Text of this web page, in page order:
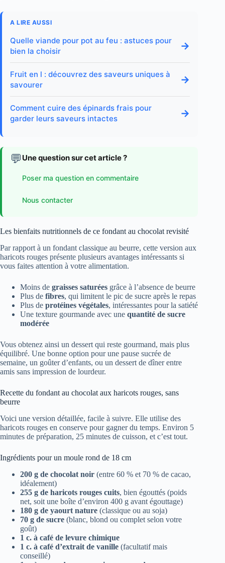
A LIRE AUSSI
Quelle viande pour pot au feu : astuces pour
bien la choisir
→
Fruit en l : découvrez des saveurs uniques à
savourer
→
Comment cuire des épinards frais pour
garder leurs saveurs intactes
→
💬 Une question sur cet article ?
Poser ma question en commentaire
Nous contacter
Les bienfaits nutritionnels de ce fondant au chocolat revisité
Par rapport à un fondant classique au beurre, cette version aux
haricots rouges présente plusieurs avantages intéressants si
vous faites attention à votre alimentation.
Moins de graisses saturées grâce à l’absence de beurre
Plus de fibres, qui limitent le pic de sucre après le repas
Plus de protéines végétales, intéressantes pour la satiété
Une texture gourmande avec une quantité de sucre
modérée
Vous obtenez ainsi un dessert qui reste gourmand, mais plus
équilibré. Une bonne option pour une pause sucrée de
semaine, un goûter d’enfants, ou un dessert de dîner entre
amis sans impression de lourdeur.
Recette du fondant au chocolat aux haricots rouges, sans
beurre
Voici une version détaillée, facile à suivre. Elle utilise des
haricots rouges en conserve pour gagner du temps. Environ 5
minutes de préparation, 25 minutes de cuisson, et c’est tout.
Ingrédients pour un moule rond de 18 cm
200 g de chocolat noir (entre 60 % et 70 % de cacao,
idéalement)
255 g de haricots rouges cuits, bien égouttés (poids
net, soit une boîte d’environ 400 g avant égouttage)
180 g de yaourt nature (classique ou au soja)
70 g de sucre (blanc, blond ou complet selon votre
goût)
1 c. à café de levure chimique
1 c. à café d’extrait de vanille (facultatif mais
conseillé)